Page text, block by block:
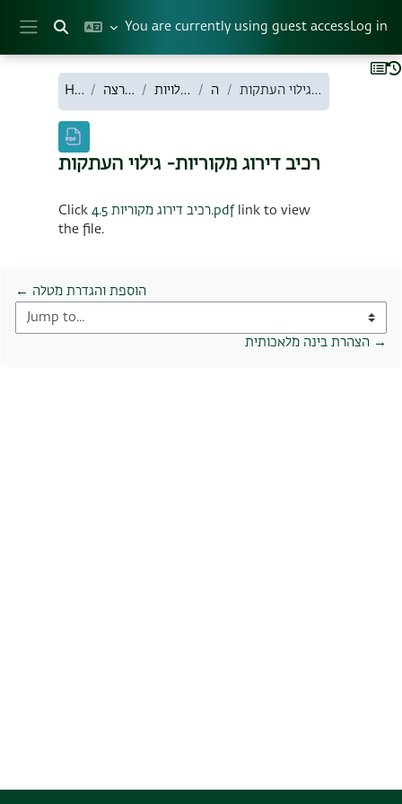
Toggle search input
You are currently using guest access Log in
Home הדרכה למרצה הוספת פעילויות מטלה רכיב דירוג מקוריות- גילוי העתקות
רכיב דירוג מקוריות- גילוי העתקות
Click
רכיב דירוג מקוריות 4.5.pdflink to view
the file.
← הוספת והגדרת מטלה
Jump to...
הצהרת בינה מלאכותית →